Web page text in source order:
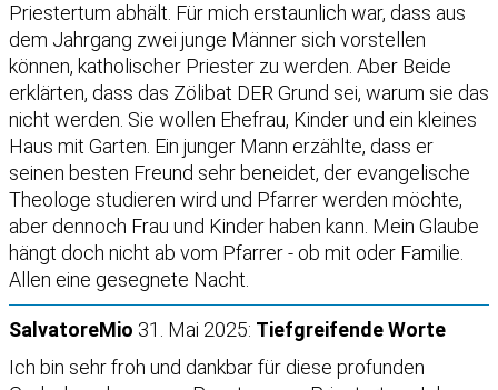
Priestertum abhält. Für mich erstaunlich war, dass aus
dem Jahrgang zwei junge Männer sich vorstellen
können, katholischer Priester zu werden. Aber Beide
erklärten, dass das Zölibat DER Grund sei, warum sie das
nicht werden. Sie wollen Ehefrau, Kinder und ein kleines
Haus mit Garten. Ein junger Mann erzählte, dass er
seinen besten Freund sehr beneidet, der evangelische
Theologe studieren wird und Pfarrer werden möchte,
aber dennoch Frau und Kinder haben kann. Mein Glaube
hängt doch nicht ab vom Pfarrer - ob mit oder Familie.
Allen eine gesegnete Nacht.
SalvatoreMio 31. Mai 2025: Tiefgreifende Worte
Ich bin sehr froh und dankbar für diese profunden